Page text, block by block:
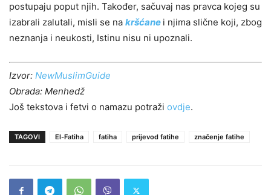
postupaju poput njih. Također, sačuvaj nas pravca kojeg su
izabrali zalutali, misli se na kršćane i njima slične koji, zbog
neznanja i neukosti, Istinu nisu ni upoznali.
Izvor: NewMuslimGuide
Obrada: Menhedž
Još tekstova i fetvi o namazu potraži ovdje.
TAGOVI El-Fatiha fatiha prijevod fatihe značenje fatihe